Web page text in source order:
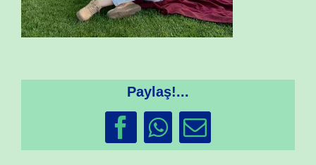
Paylaş!...
Facebook
WhatsApp
Email